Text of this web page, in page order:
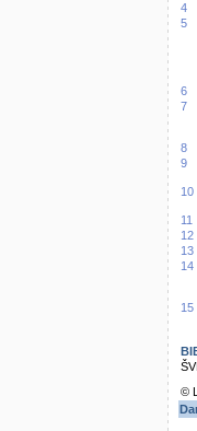
4
5
6
7
8
9
10
11
12
13
14
15
©